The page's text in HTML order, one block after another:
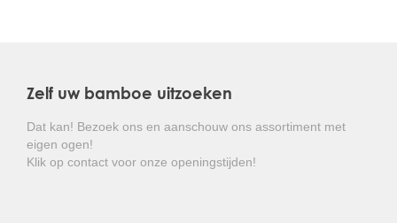
De bamboe is winterhard en bladhoudend, enkel in de
Kortom: een plant die ideaal is voor het opvullen
van hoeken in uw tuin!
Zelf uw bamboe uitzoeken
Dat kan! Bezoek ons en aanschouw ons assortiment met
eigen ogen!
Klik op contact voor onze openingstijden!